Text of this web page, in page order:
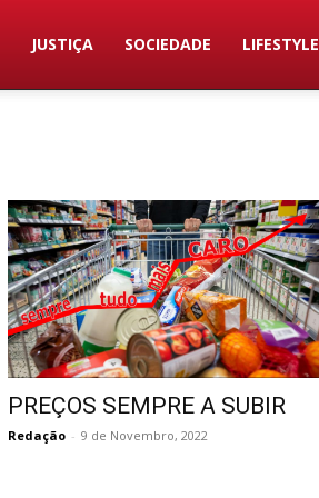
JUSTIÇA SOCIEDADE LIFESTYLE
PREÇOS SEMPRE A SUBIR
Redação - 9 de Novembro, 2022